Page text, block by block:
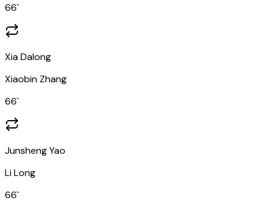
66`
Xia Dalong
Xiaobin Zhang
66`
Junsheng Yao
Li Long
66`